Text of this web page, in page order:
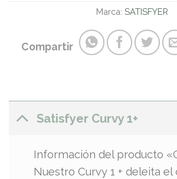
Marca: SATISFYER
Compartir
Satisfyer Curvy 1+
Información del producto
Nuestro Curvy 1 + deleita el